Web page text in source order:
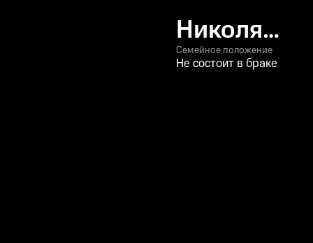
Николя
Райт
Семейное положение
Не состоит в браке